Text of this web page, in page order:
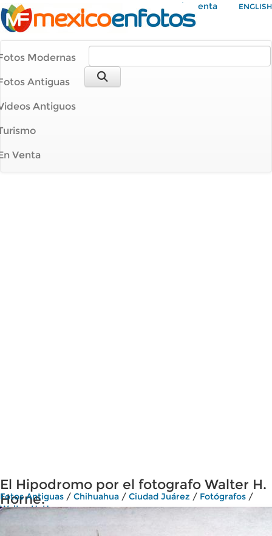
Mi Cuenta ENGLISH
Modernas
Antiguas
Antiguos
Venta
El Hipodromo por el fotografo Walter H.
Horne.
Fotos Antiguas / Chihuahua / Ciudad Juárez / Fotógrafos /
Walter H. Horne